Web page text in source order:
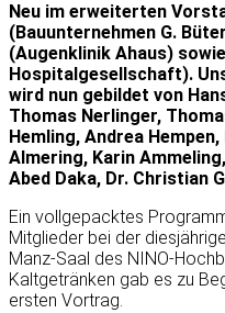
Neu im erweiterten
(Bauunternehmen G.
(Augenklinik Ahaus)
Hospitalgesellschaft).
wird nun gebildet von
Thomas Nerlinger,
Hemling, Andrea
Almering, Karin
Abed Daka, Dr. Christian
Ein vollgepacktes
Mitglieder bei der
Manz-Saal des NINO-
Kaltgetränken gab es zu
ersten Vortrag.